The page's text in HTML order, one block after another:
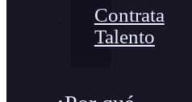
Contrata
Talento